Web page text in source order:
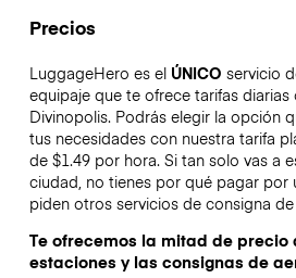
Precios
LuggageHero es el ÚNICO servicio
equipaje que te ofrece tarifas
Divinopolis. Podrás elegir la opción
tus necesidades con nuestra tarifa
de $1.49 por hora. Si tan solo vas a
ciudad, no tienes por qué pagar por
piden otros servicios de consigna
Te ofrecemos la mitad de precio
estaciones y las consignas de